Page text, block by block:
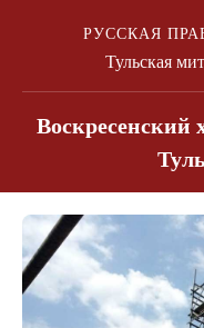
РУССКАЯ
Тульская
Воскресенский